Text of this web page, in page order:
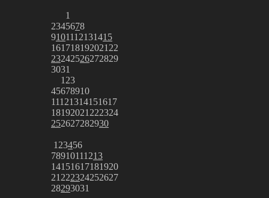
1
2345678
9101112131415
161718192021 22
23242526272829
3031
1 23
45678910
11121314151617
18192021 222324
252627282930
1 23456
78910111213
14151617181920
21 222324252627
28293031